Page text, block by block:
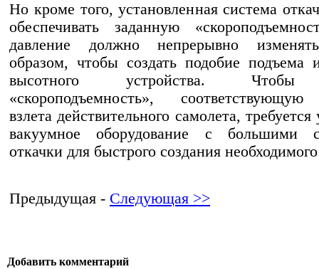
Но кроме того, установленная система
обеспечивать заданную
давление должно непрерывно
образом, чтобы создать подобие подъема
высотного устройства. Чтобы
«скороподъемность»,
взлета действительного самолета, требуется
вакуумное оборудование с большими
откачки для быстрого создания
Предыдущая - Следующая >>
Добавить комментарий